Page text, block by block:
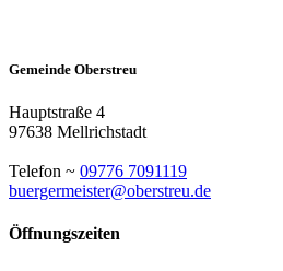
Gemeinde Oberstreu
Hauptstraße 4
97638 Mellrichstadt
Telefon ~ 09776 7091119
buergermeister@oberstreu.de
Öffnungszeiten